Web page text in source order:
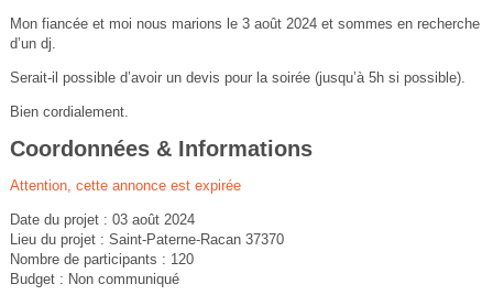
Mon fiancée et moi nous marions le 3 août 2024 et sommes en recherche
d’un dj.
Serait-il possible d’avoir un devis pour la soirée (jusqu’à 5h si possible).
Bien cordialement.
Coordonnées & Informations
Attention, cette annonce est expirée
Date du projet : 03 août 2024
Lieu du projet : Saint-Paterne-Racan 37370
Nombre de participants : 120
Budget : Non communiqué